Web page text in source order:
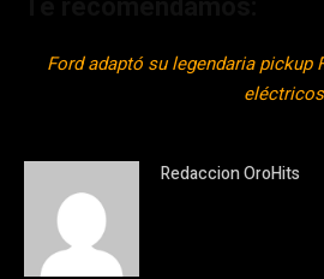
Ford adaptó su legendaria pickup
eléctricos
Redaccion OroHits